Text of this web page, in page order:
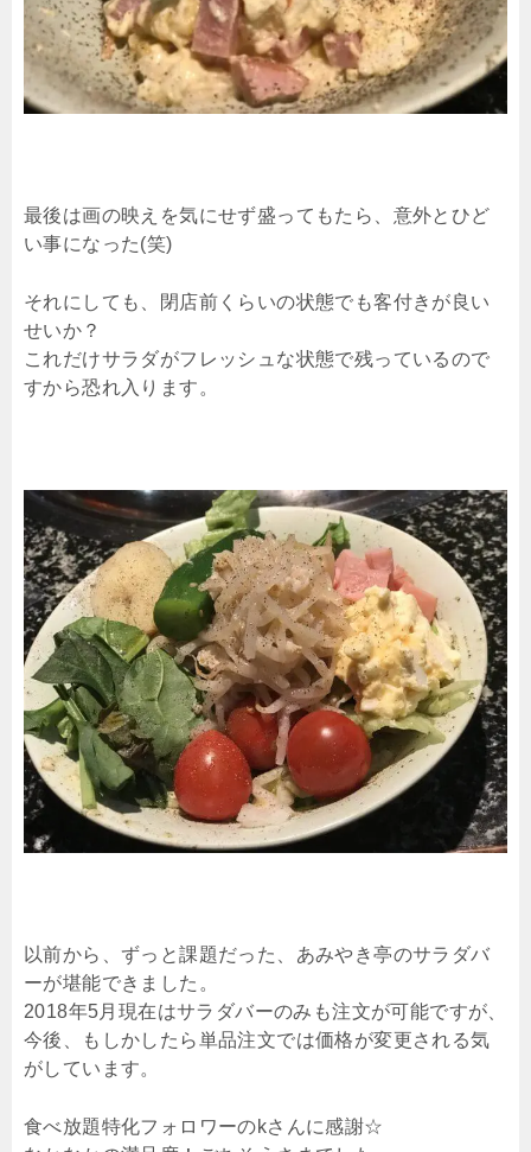
最後は画の映えを気にせず盛ってもたら、意外とひど
い事になった(笑)
それにしても、閉店前くらいの状態でも客付きが良い
せいか？
これだけサラダがフレッシュな状態で残っているので
すから恐れ入ります。
以前から、ずっと課題だった、あみやき亭のサラダバ
ーが堪能できました。
2018年5月現在はサラダバーのみも注文が可能ですが、
今後、もしかしたら単品注文では価格が変更される気
がしています。
食べ放題特化フォロワーのkさんに感謝☆